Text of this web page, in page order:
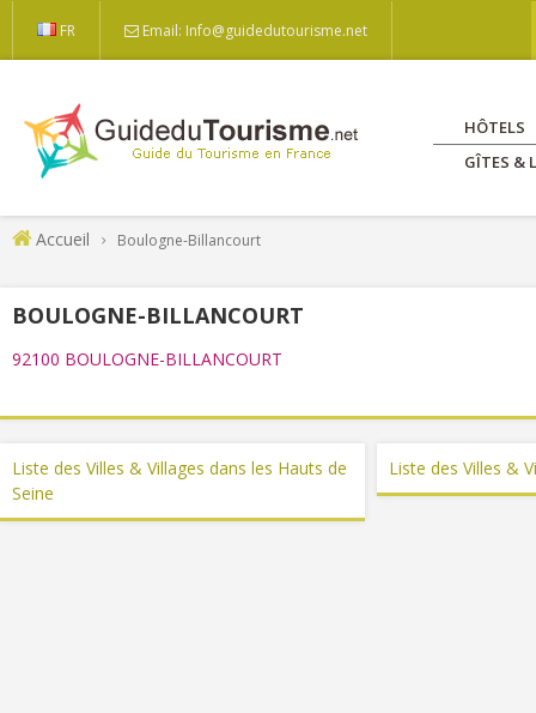
FR Email: Info@guidedutourisme.net
HÔTELS
GÎTES &
Accueil Boulogne-Billancourt
BOULOGNE-BILLANCOURT
92100 BOULOGNE-BILLANCOURT
Liste des Villes & Villages dans les Hauts de
Seine
Liste des Villes &